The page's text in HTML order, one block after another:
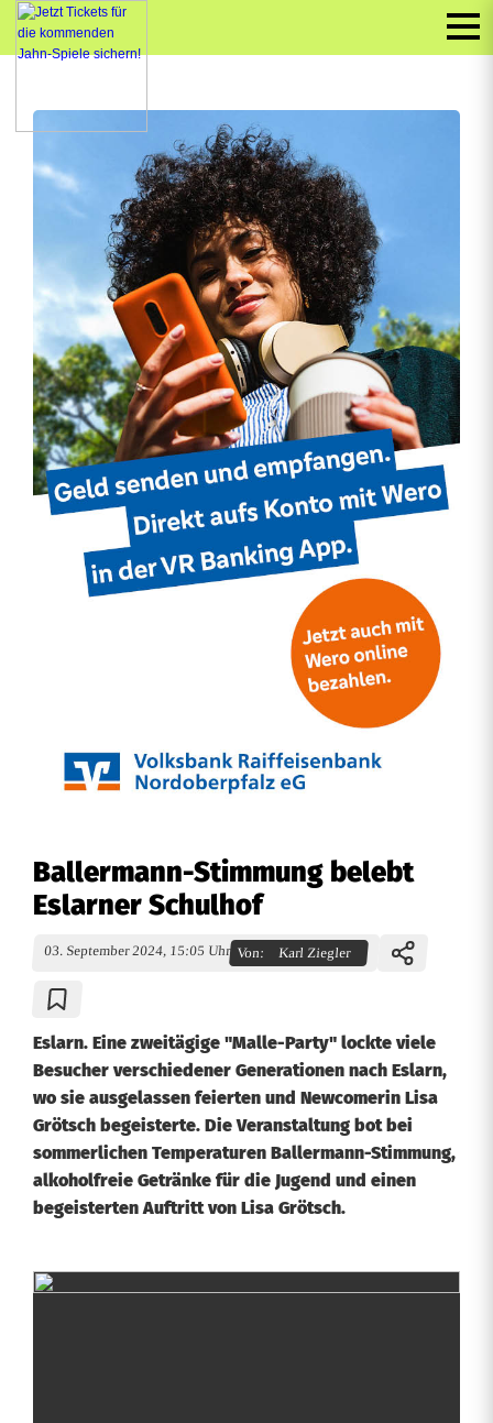
Ballermann-Stimmung belebt
Eslarner Schulhof
03. September 2024, 15:05 Uhr Von: Karl Ziegler
Eslarn. Eine zweitägige "Malle-Party" lockte viele
Besucher verschiedener Generationen nach Eslarn,
wo sie ausgelassen feierten und Newcomerin Lisa
Grötsch begeisterte. Die Veranstaltung bot bei
sommerlichen Temperaturen Ballermann-Stimmung,
alkoholfreie Getränke für die Jugend und einen
begeisterten Auftritt von Lisa Grötsch.
B